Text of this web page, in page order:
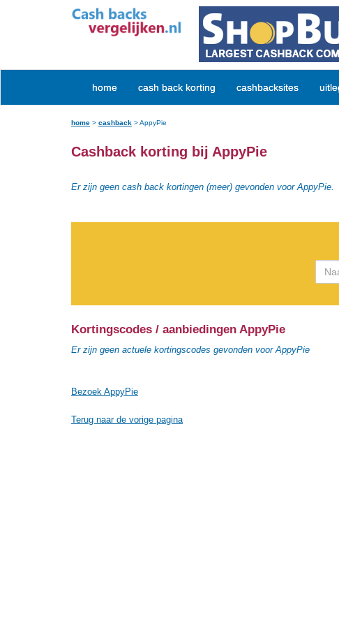
home cash back korting cashbacksites
home > cashback >AppyPie
Cashback korting bij AppyPie
Er zijn geen cash back kortingen (meer) gevonden voor AppyPie.
Kortingscodes / aanbiedingen AppyPie
Er zijn geen actuele kortingscodes gevonden voor AppyPie
Bezoek AppyPie
Terug naar de vorige pagina